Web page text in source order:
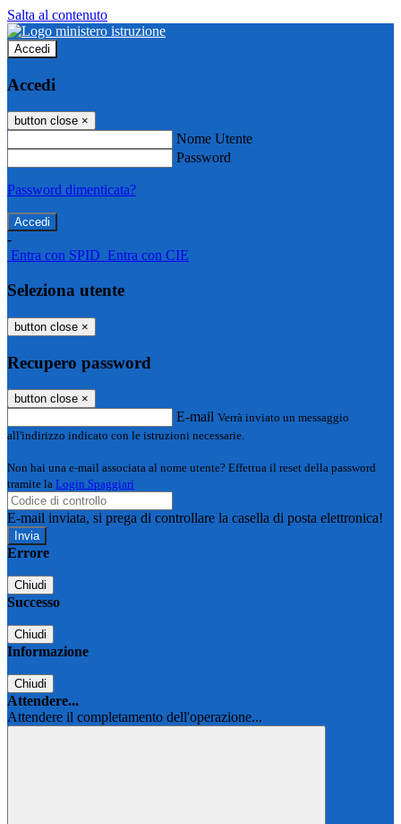
Salta al contenuto
Accedi
Accedi
button close ×
Nome Utente
Password
Password dimenticata?
-
Entra con SPID Entra con CIE
Seleziona utente
button close ×
Recupero password
button close ×
E-mail Verrà inviato un messaggio
all'indirizzo indicato con le istruzioni necessarie.
Non hai una e-mail associata al nome utente? Effettua il reset della password
tramite la Login Spaggiari
E-mail inviata, si prega di controllare la casella di posta elettronica!
Errore
Chiudi
Successo
Chiudi
Informazione
Chiudi
Attendere...
Attendere il completamento dell'operazione...